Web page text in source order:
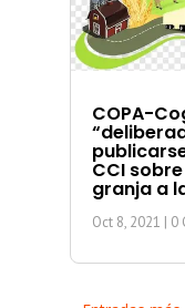
COPA-
CCI
granja a
Oct 8, 2021 | 0